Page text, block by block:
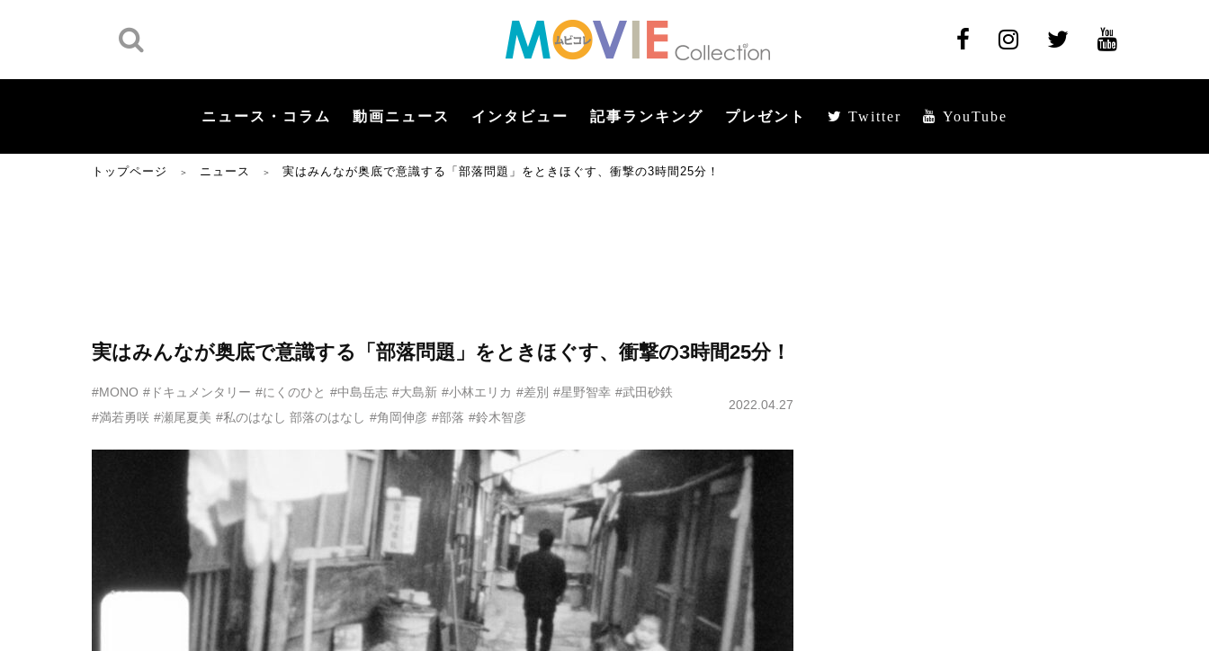
ニュース・コラム 動画ニュース インタビュー 記事ランキング プレゼント Twitter YouTube
トップページ ＞ ニュース ＞ 実はみんなが奥底で意識する「部落問題」をときほぐす、衝撃の3時間25分！
実はみんなが奥底で意識する「部落問題」をときほぐす、衝撃の3時間25分！
#MONO #ドキュメンタリー #にくのひと #中島岳志 #大島新 #小林エリカ #差別 #星野智幸 #武田砂鉄
#満若勇咲 #瀬尾夏美 #私のはなし 部落のはなし #角岡伸彦 #部落 #鈴木智彦
2022.04.27